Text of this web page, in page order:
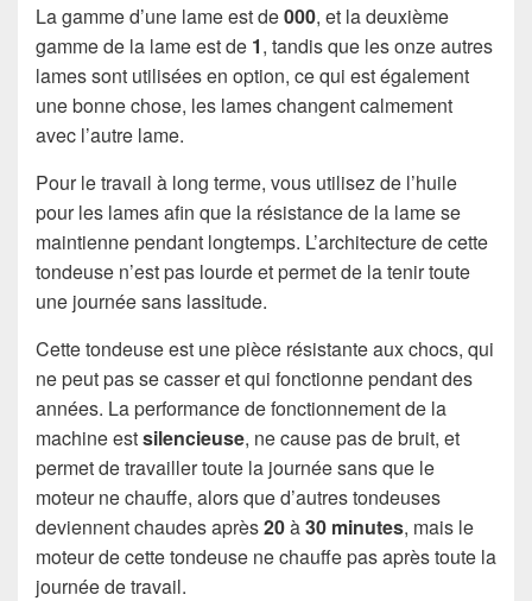
La gamme d’une lame est de000, et la deuxième
gamme de la lame est de 1, tandis que les onze autres
lames sont utilisées en option, ce qui est également
une bonne chose, les lames changent calmement
avec l’autre lame.
Pour le travail à long terme, vous utilisez de l’huile
pour les lames afin que la résistance de la lame se
maintienne pendant longtemps. L’architecture de cette
tondeuse n’est pas lourde et permet de la tenir toute
une journée sans lassitude.
Cette tondeuse est une pièce résistante aux chocs, qui
ne peut pas se casser et qui fonctionne pendant des
années. La performance de fonctionnement de la
machine estsilencieuse, ne cause pas de bruit, et
permet de travailler toute la journée sans que le
moteur ne chauffe, alors que d’autres tondeuses
deviennent chaudes après20à30 minutes, mais le
moteur de cette tondeuse ne chauffe pas après toute la
journée de travail.